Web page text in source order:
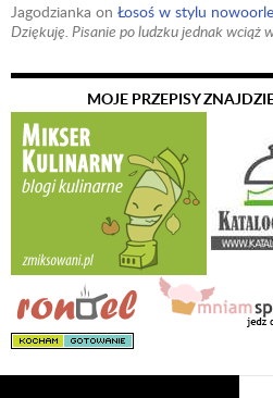
Jagodzianka on Łosoś w stylu
Dziękuję. Pisanie po ludzku jednak wciąż
MOJE PRZEPISY